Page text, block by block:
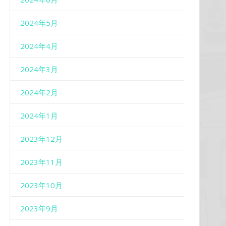
2024年5月
2024年4月
2024年3月
2024年2月
2024年1月
2023年12月
2023年11月
2023年10月
2023年9月